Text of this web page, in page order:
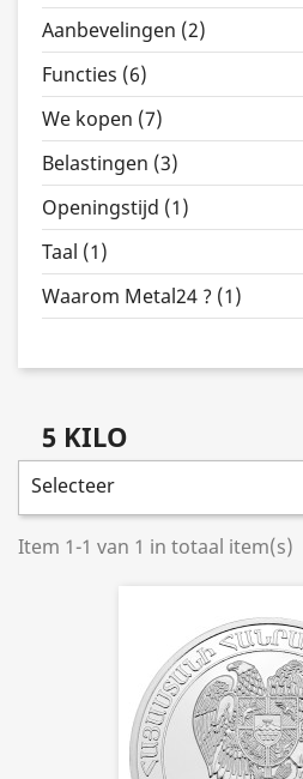
Aanbevelingen (2)
Functies (6)
We kopen (7)
Belastingen (3)
Openingstijd (1)
Taal (1)
Waarom Metal24 ? (1)
5 KILO
Selecteer
Item 1-1 van 1 in totaal item(s)